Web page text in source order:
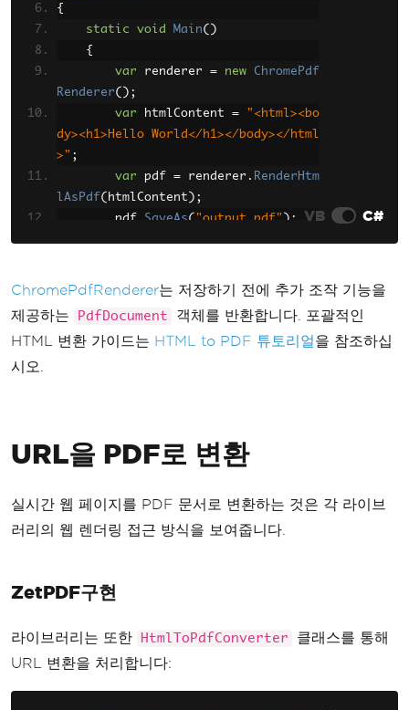
{
static
void Main()
{
var renderer = new
ChromePdf
Renderer();
var htmlContent =
"<html><bo
dy><h1>Hello World</h1></body></html
>" ;
var pdf = renderer . RenderHtm
lAsPdf( htmlContent );
        pdf
SaveAs( "output.pdf" );
}
VB C#
ChromePdfRenderer는 저장하기 전에 추가 조작 기능을
제공하는
PdfDocument
객체를 반환합니다. 포괄적인
HTML 변환 가이드는 HTML to PDF 튜토리얼을 참조하십
시오.
URL을 PDF로 변환
실시간 웹 페이지를 PDF 문서로 변환하는 것은 각 라이브
러리의 웹 렌더링 접근 방식을 보여줍니다.
ZetPDF구현
라이브러리는 또한 HtmlToPdfConverter
클래스를 통해
URL 변환을 처리합니다: